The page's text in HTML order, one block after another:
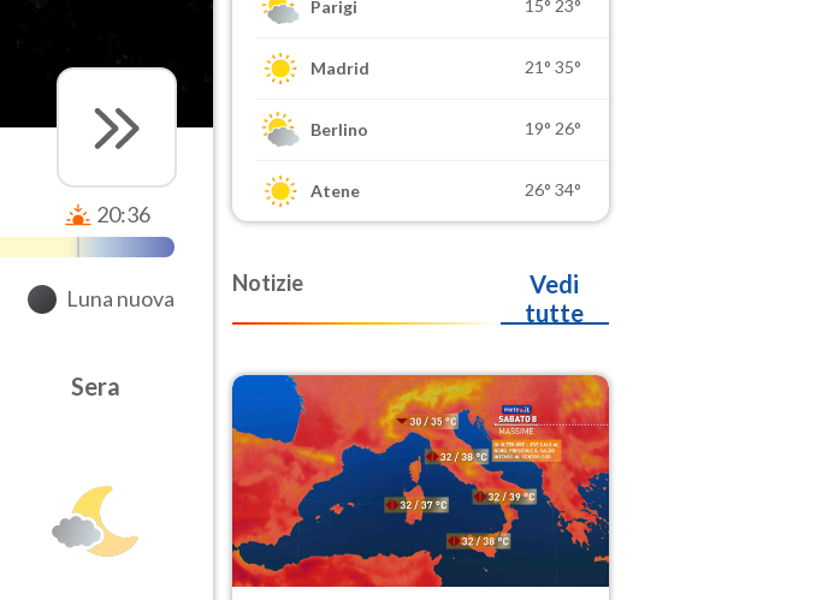
20:36
Luna nuova
Sera
Parigi 15° 23°
Madrid 21° 35°
Berlino 19° 26°
Atene 26° 34°
Notizie
Vedi
tutte